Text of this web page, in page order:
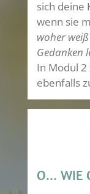
sich deine
wenn sie
woher
Gedanken
In Modul 2
ebenfalls
O... WIE